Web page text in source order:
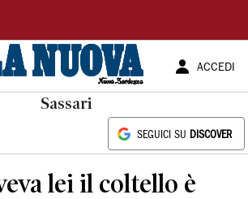
ACCEDI
Sassari
SEGUICI SU DISCOVER
lei il coltello è